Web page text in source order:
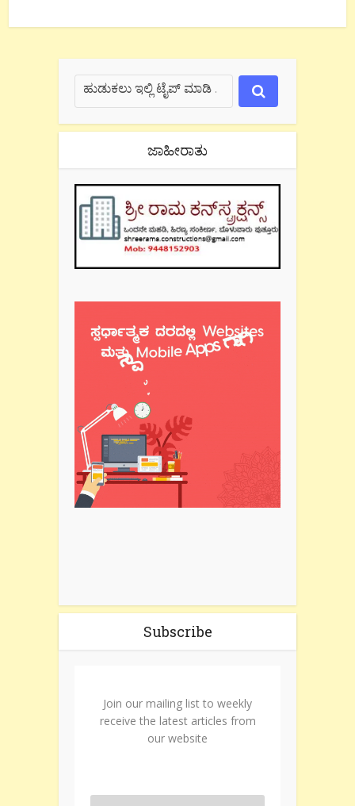
ಜಾಹೀರಾತು
Subscribe
Join our mailing list to weekly
receive the latest articles from
our website